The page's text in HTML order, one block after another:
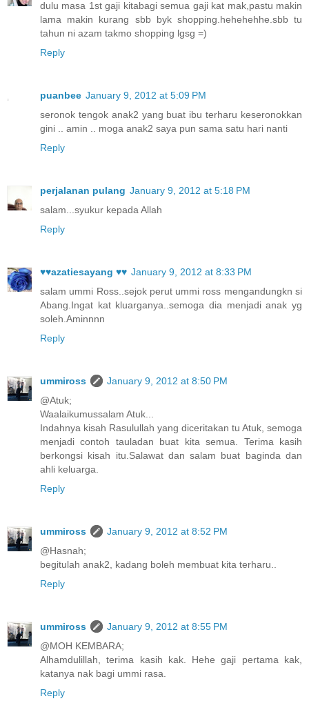
dulu masa 1st gaji kitabagi semua gaji kat mak,pastu makin
lama makin kurang sbb byk shopping.hehehehhe.sbb tu
tahun ni azam takmo shopping lgsg =)
Reply
puanbee January 9, 2012 at 5:09 PM
seronok tengok anak2 yang buat ibu terharu keseronokkan
gini .. amin .. moga anak2 saya pun sama satu hari nanti
Reply
perjalanan pulang January 9, 2012 at 5:18 PM
salam...syukur kepada Allah
Reply
♥♥azatiesayang ♥♥ January 9, 2012 at 8:33 PM
salam ummi Ross..sejok perut ummi ross mengandungkn si
Abang.Ingat kat kluarganya..semoga dia menjadi anak yg
soleh.Aminnnn
Reply
ummiross
January 9, 2012 at 8:50 PM
@Atuk;
Waalaikumussalam Atuk...
Indahnya kisah Rasulullah yang diceritakan tu Atuk, semoga
menjadi contoh tauladan buat kita semua. Terima kasih
berkongsi kisah itu.Salawat dan salam buat baginda dan
ahli keluarga.
Reply
ummiross
January 9, 2012 at 8:52 PM
@Hasnah;
begitulah anak2, kadang boleh membuat kita terharu..
Reply
ummiross
January 9, 2012 at 8:55 PM
@MOH KEMBARA;
Alhamdulillah, terima kasih kak. Hehe gaji pertama kak,
katanya nak bagi ummi rasa.
Reply